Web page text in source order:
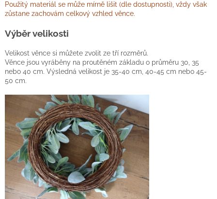
Použitý materiál se může mírně lišit (dle dostupnosti), vždy však
zůstane zachovám celkový vzhled věnce.
Výběr velikosti
Velikost věnce si můžete zvolit ze tří rozměrů.
Věnce jsou vyráběny na proutěném základu o průměru 30, 35
nebo 40 cm. Výsledná velikost je 35-40 cm, 40-45 cm nebo 45-
50 cm.